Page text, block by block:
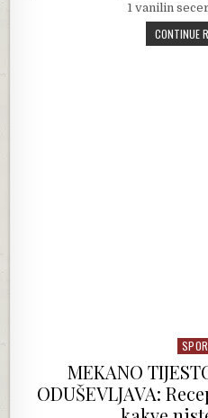
1 vanilin
CONTINUE
MEKANO
ODUŠEVLJAVA: